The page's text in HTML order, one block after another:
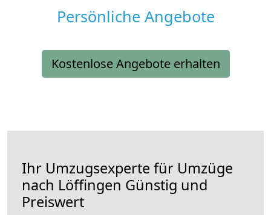
Persönliche Angebote
Kostenlose Angebote erhalten
Ihr Umzugsexperte für Umzüge
nach Löffingen Günstig und
Preiswert